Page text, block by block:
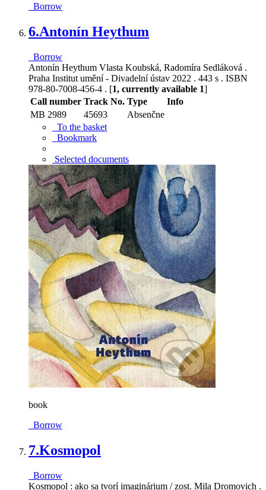
Borrow
6.Antonín Heythum
Borrow
Antonín Heythum Vlasta Koubská, Radomíra Sedláková .
Praha Institut umění - Divadelní ústav 2022 . 443 s . ISBN
978-80-7008-456-4 . [1, currently available 1]
Call number Track No. Type
Info
MB 2989
45693
Absenčne
To the basket
Bookmark
Selected documents
book
Borrow
7.Kosmopol
Borrow
Kosmopol : ako sa tvorí imaginárium / zost. Mila Dromovich .